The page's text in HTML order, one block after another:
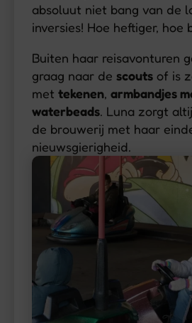
absoluut niet bang van de
inversies! Hoe heftiger, hoe
Buiten haar reisavonturen
graag naar de scouts of is
met tekenen, armbandjes
waterbeads. Luna zorgt
de brouwerij met haar
nieuwsgierigheid.